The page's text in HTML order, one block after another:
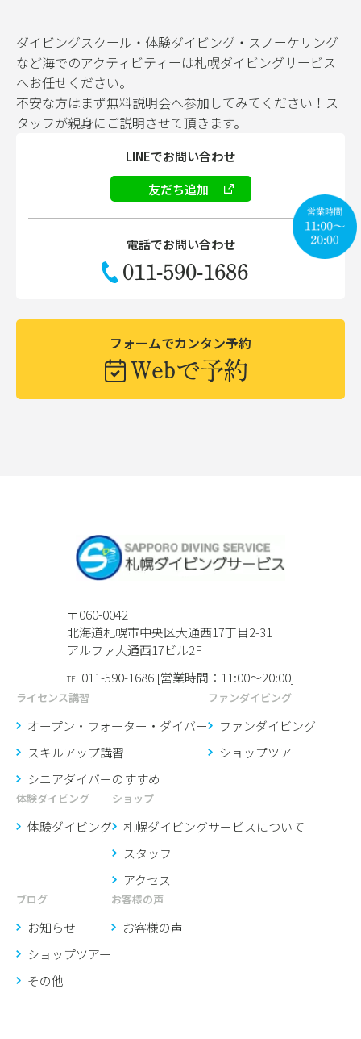
ダイビングスクール・体験ダイビング・スノーケリング
など海でのアクティビティーは札幌ダイビングサービス
へお任せください。
不安な方はまず無料説明会へ参加してみてください！ス
タッフが親身にご説明させて頂きます。
LINEでお問い合わせ
友だち追加
電話でお問い合わせ
011-590-1686
フォームでカンタン予約
Webで予約
〒060-0042
北海道札幌市中央区大通西17丁目2-31
アルファ大通西17ビル2F
TEL 011-590-1686 [営業時間：11:00〜20:00]
ライセンス講習
オープン・ウォーター・ダイバー
スキルアップ講習
シニアダイバーのすすめ
ファンダイビング
ファンダイビング
ショップツアー
体験ダイビング
体験ダイビング
ショップ
札幌ダイビングサービスについて
スタッフ
アクセス
ブログ
お知らせ
ショップツアー
その他
お客様の声
お客様の声